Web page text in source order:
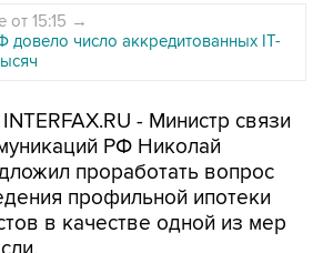
от 15:15 →
довело число аккредитованных IT-
- Министр связи
РФ Николай
проработать вопрос
профильной ипотеки
в качестве одной из мер